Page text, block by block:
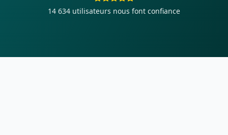
14 634 utilisateurs nous font confiance